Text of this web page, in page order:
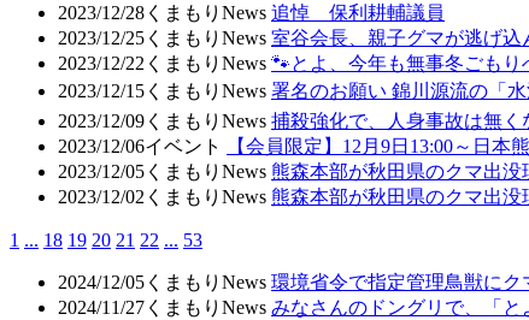
2023/12/28 くまもりNews 追悼 保利耕輔議員
2023/12/25 くまもりNews 室谷会長、親子グマが逃げ込
2023/12/22 くまもりNews 🐾とよ、今年も無事冬ごもり
2023/12/15 くまもりNews 署名のお願い 錦川源流の「水
2023/12/09 くまもりNews 捕殺強化で、人身事故は無
2023/12/06イベント
【会員限定】12月9日13:00～日
2023/12/05 くまもりNews 熊森本部が秋田県のクマ出
2023/12/02 くまもりNews 熊森本部が秋田県のクマ出
1 ... 18 19 20 21 22 ... 53
2024/12/05 くまもりNews 環境省令で指定管理鳥獣に
2024/11/27 くまもりNews みなさんのドングリで、「